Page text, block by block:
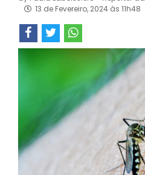
13 de Fevereiro, 2024 às 11h48